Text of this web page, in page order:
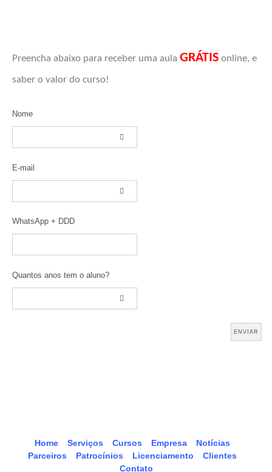
Preencha abaixo para receber uma aula GRÁTIS online, e
saber o valor do curso!
Nome
E-mail
WhatsApp + DDD
Quantos anos tem o aluno?
Home Serviços Cursos Empresa
Notícias
Parceiros
Patrocínios Licenciamento
Clientes
Contato